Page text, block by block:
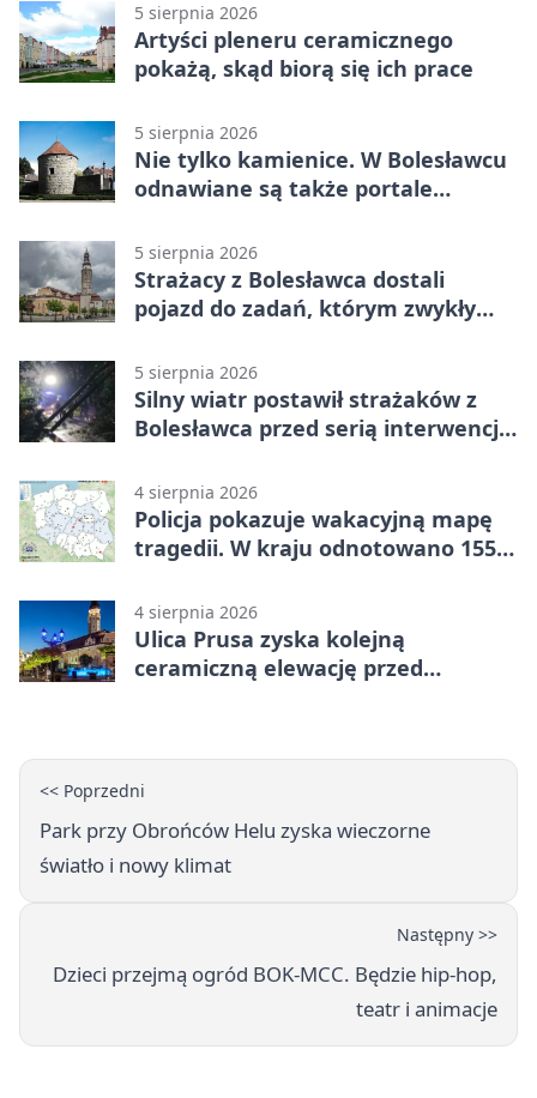
5 sierpnia 2026
Artyści pleneru ceramicznego
pokażą, skąd biorą się ich prace
5 sierpnia 2026
Nie tylko kamienice. W Bolesławcu
odnawiane są także portale
5 sierpnia 2026
Strażacy z Bolesławca dostali
pojazd do zadań, którym zwykły
5 sierpnia 2026
Silny wiatr postawił strażaków z
Bolesławca przed serią interwencji -
4 sierpnia 2026
Policja pokazuje wakacyjną mapę
tragedii. W kraju odnotowano 155
4 sierpnia 2026
Ulica Prusa zyska kolejną
ceramiczną elewację przed
<< Poprzedni
Park przy Obrońców Helu zyska wieczorne
światło i nowy klimat
Następny >>
Dzieci przejmą ogród BOK-MCC. Będzie hip-hop,
teatr i animacje